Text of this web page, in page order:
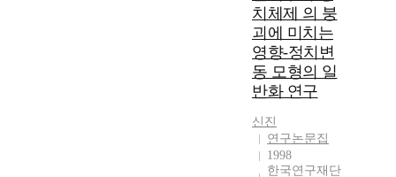
치체제 의 붕
괴에 미치는
영향-정치변
동 모형의 일
반화 연구
신진
연구논문집
1998
한국연구재단